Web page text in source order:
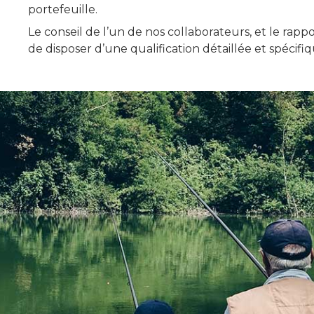
portefeuille.
Le conseil de l’un de nos collaborateurs, et le
de disposer d’une qualification détaillée et